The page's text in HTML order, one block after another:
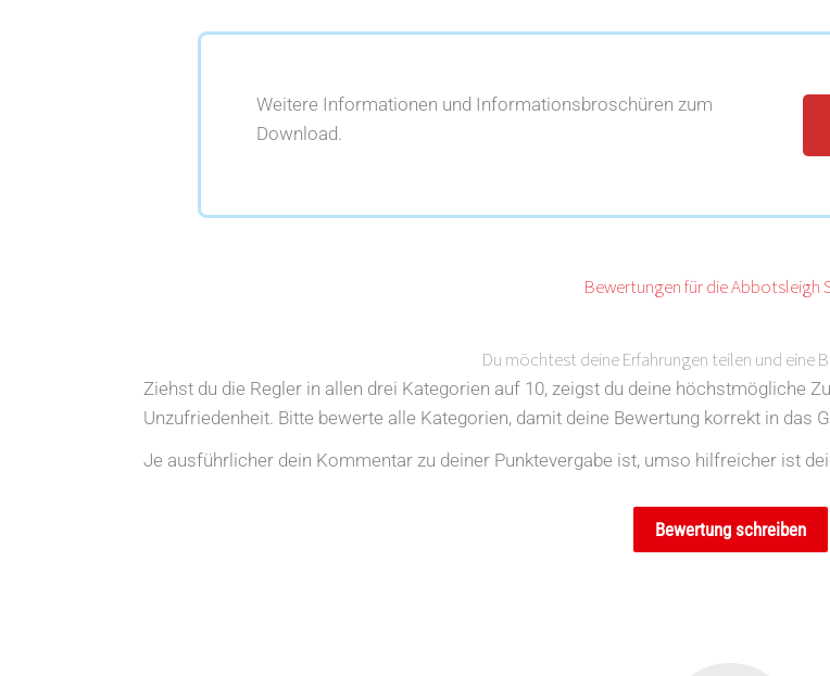
Weitere Informationen und Informationsbroschüren zum
Download.
Bewertungen für die Abbotsleigh
Du möchtest deine Erfahrungen teilen und eine
Ziehst du die Regler in allen drei Kategorien auf 10, zeigst du deine höchstmögliche
Unzufriedenheit. Bitte bewerte alle Kategorien, damit deine Bewertung korrekt in das
Je ausführlicher dein Kommentar zu deiner Punktevergabe ist, umso hilfreicher ist
Bewertung schreiben